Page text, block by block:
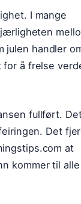
I mange
julen handler
å frelse
fullført.
Det
at
kommer til alle